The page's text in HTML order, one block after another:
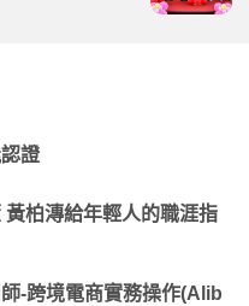
證
黃柏漙給年輕人的職涯指
-跨境電商實務操作(Alib